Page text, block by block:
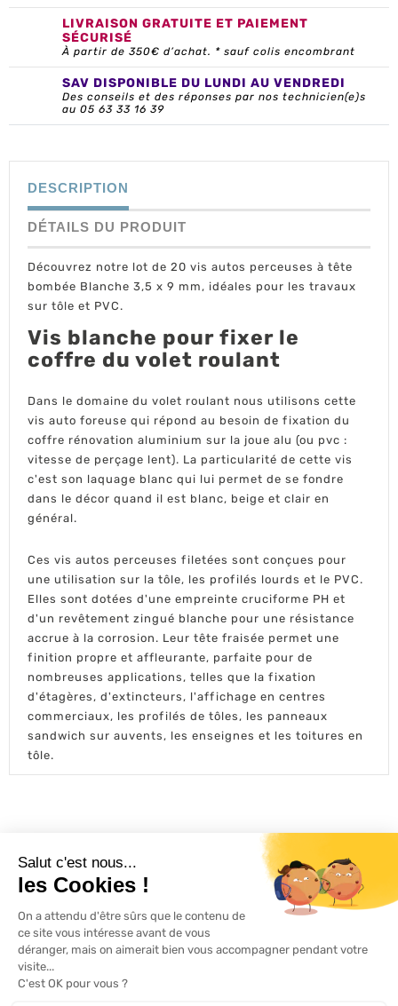
LIVRAISON GRATUITE ET PAIEMENT
SÉCURISÉ
À partir de 350€ d’achat. * sauf colis encombrant
SAV DISPONIBLE DU LUNDI AU VENDREDI
Des conseils et des réponses par nos technicien(e)s
au 05 63 33 16 39
DESCRIPTION
DÉTAILS DU PRODUIT
Découvrez notre lot de 20 vis autos perceuses à tête
bombée Blanche 3,5 x 9 mm, idéales pour les travaux
sur tôle et PVC.
Vis blanche pour fixer le
coffre du volet roulant
Dans le domaine du volet roulant nous utilisons cette
vis auto foreuse qui répond au besoin de fixation du
coffre rénovation aluminium sur la joue alu (ou pvc :
vitesse de perçage lent). La particularité de cette vis
c'est son laquage blanc qui lui permet de se fondre
dans le décor quand il est blanc, beige et clair en
général.
Ces vis autos perceuses filetées sont conçues pour
une utilisation sur la tôle, les profilés lourds et le PVC.
Elles sont dotées d'une empreinte cruciforme PH et
d'un revêtement zingué blanche pour une résistance
accrue à la corrosion. Leur tête fraisée permet une
finition propre et affleurante, parfaite pour de
nombreuses applications, telles que la fixation
d'étagères, d'extincteurs, l'affichage en centres
commerciaux, les profilés de tôles, les panneaux
sandwich sur auvents, les enseignes et les toitures en
tôle.
L'ACTU 100% VOLET ROULANT

SERVICES
INFORMATIONS